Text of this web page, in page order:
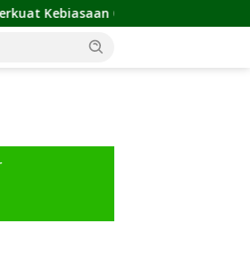
Kerja Hingga Industri Properti